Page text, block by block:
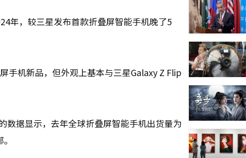
年，较三星发布首款折叠屏智能手机晚了5
手机新品，但外观上基本与三星Galaxy Z Flip
数据显示，去年全球折叠屏智能手机出货量为